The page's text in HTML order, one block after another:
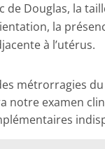
de Douglas, la
la
à l’utérus.
métrorragies
notre examen